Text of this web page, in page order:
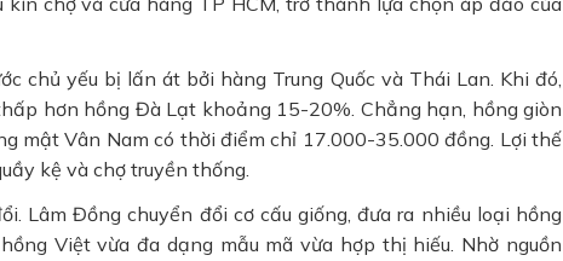
chủ yếu bị lấn át bởi hàng Trung Quốc và Thái Lan. Khi đó,
hơn hồng Đà Lạt khoảng 15-20%. Chẳng hạn, hồng giòn
mật Vân Nam có thời điểm chỉ 17.000-35.000 đồng. Lợi thế
kệ và chợ truyền thống.
Lâm Đồng chuyển đổi cơ cấu giống, đưa ra nhiều loại hồng
Việt vừa đa dạng mẫu mã vừa hợp thị hiếu. Nhờ nguồn